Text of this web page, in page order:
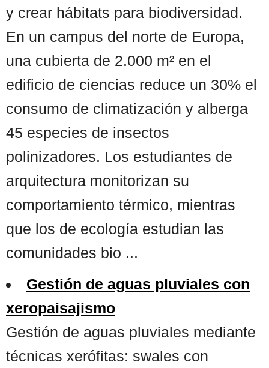
y crear hábitats para biodiversidad.
En un campus del norte de Europa,
una cubierta de 2.000 m² en el
edificio de ciencias reduce un 30% el
consumo de climatización y alberga
45 especies de insectos
polinizadores. Los estudiantes de
arquitectura monitorizan su
comportamiento térmico, mientras
que los de ecología estudian las
comunidades bio ...
Gestión de aguas pluviales con
xeropaisajismo
Gestión de aguas pluviales mediante
técnicas xerófitas: swales con